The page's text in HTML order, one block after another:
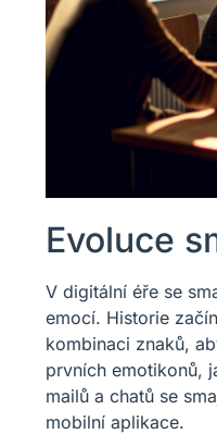
Evoluce
V digitální éře se
emocí. Historie
kombinaci znaků,
prvních emotikonů,
mailů a chatů se
mobilní aplikace.